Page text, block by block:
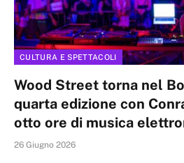
CULTURA E SPETTACOLI
Wood Street torna nel
quarta edizione con
otto ore di musica
26 Giugno 2026